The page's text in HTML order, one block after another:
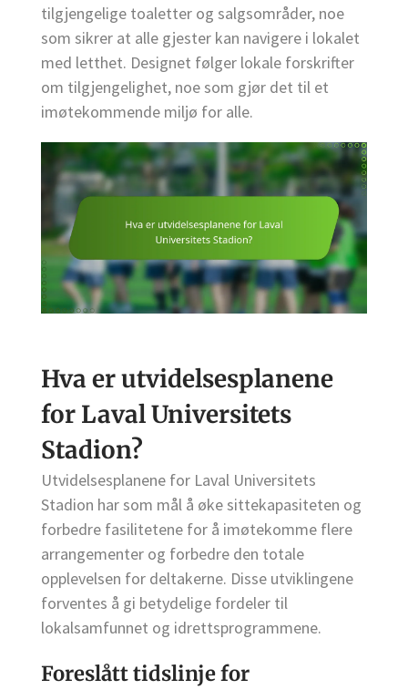
tilgjengelige toaletter og salgsområder, noe
som sikrer at alle gjester kan navigere i lokalet
med letthet. Designet følger lokale forskrifter
om tilgjengelighet, noe som gjør det til et
imøtekommende miljø for alle.
Hva er utvidelsesplanene
for Laval Universitets
Stadion?
Utvidelsesplanene for Laval Universitets
Stadion har som mål å øke sittekapasiteten og
forbedre fasilitetene for å imøtekomme flere
arrangementer og forbedre den totale
opplevelsen for deltakerne. Disse utviklingene
forventes å gi betydelige fordeler til
lokalsamfunnet og idrettsprogrammene.
Foreslått tidslinje for